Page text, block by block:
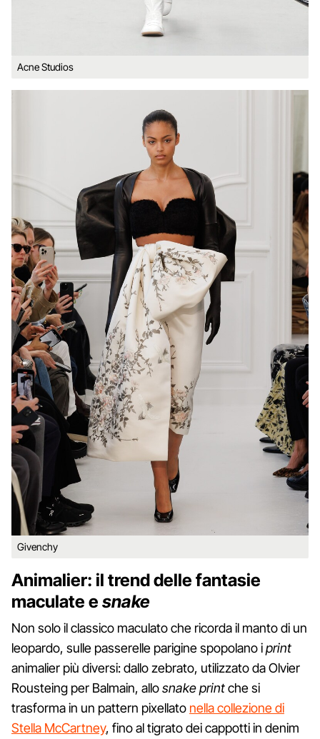
Acne Studios
Givenchy
Animalier: il trend delle fantasie
maculate e snake
Non solo il classico maculato che ricorda il manto di un
leopardo, sulle passerelle parigine spopolano iprint
animalier più diversi: dallo zebrato, utilizzato da Olvier
Rousteing per Balmain, allosnake printche si
trasforma in un pattern pixellato nella collezione di
Stella McCartney, fino al tigrato dei cappotti in denim